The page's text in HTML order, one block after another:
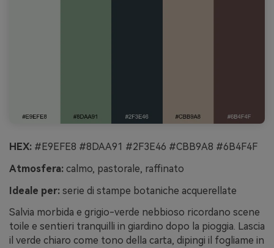
HEX: #E9EFE8 #8DAA91 #2F3E46 #CBB9A8 #6B4F4F
Atmosfera: calmo, pastorale, raffinato
Ideale per: serie di stampe botaniche acquerellate
Salvia morbida e grigio-verde nebbioso ricordano scene
toile e sentieri tranquilli in giardino dopo la pioggia. Lascia
il verde chiaro come tono della carta, dipingi il fogliame in